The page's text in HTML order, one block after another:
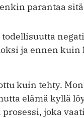
parantaa
ja ennen
kuin tehty.
elämä kyllä
joka